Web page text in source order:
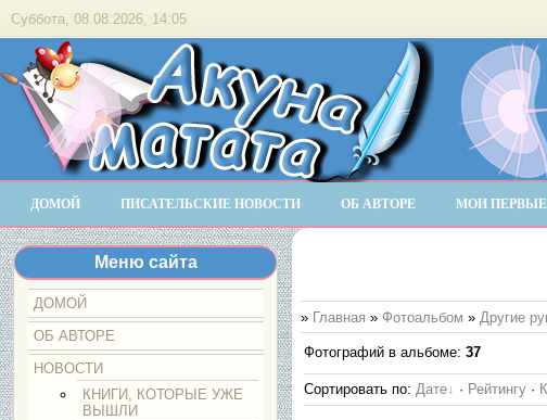
Суббота, 08.08.2026, 14:05
ДОМОЙ ПИСАТЕЛЬСКИЕ НОВОСТИ ОБ АВТОРЕ МОИ
Меню сайта
ДОМОЙ
ОБ АВТОРЕ
НОВОСТИ
КНИГИ, КОТОРЫЕ УЖЕ
ВЫШЛИ
» Главная » Фотоальбом » Другие
Фотографий в альбоме: 37
Сортировать по: Дате · Рейтингу·